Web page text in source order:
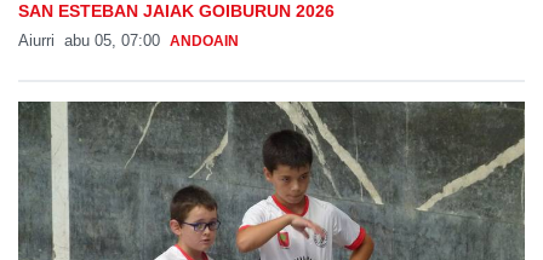
SAN ESTEBAN JAIAK GOIBURUN 2026
Aiurri abu 05, 07:00 ANDOAIN